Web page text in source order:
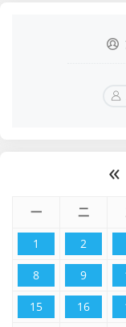
«
一 二
1 2
8 9
15 16